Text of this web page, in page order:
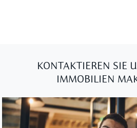
KONTAKTIEREN SIE
IMMOBILIEN